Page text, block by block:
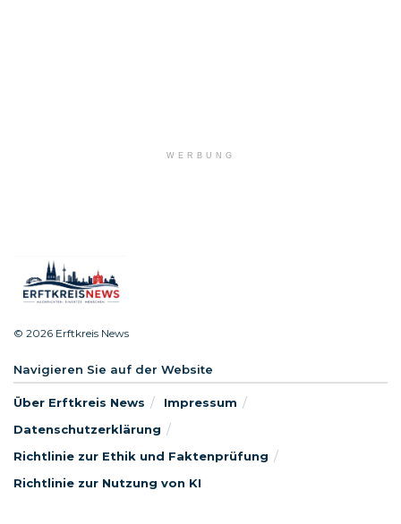
WERBUNG
© 2026 Erftkreis News
Navigieren Sie auf der Website
Über Erftkreis News
Impressum
Datenschutzerklärung
Richtlinie zur Ethik und Faktenprüfung
Richtlinie zur Nutzung von KI